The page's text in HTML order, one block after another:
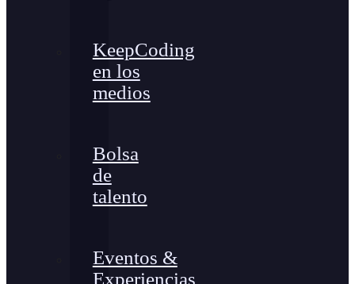
KeepCoding
en los
medios
Bolsa
de
talento
Eventos &
Experiencias